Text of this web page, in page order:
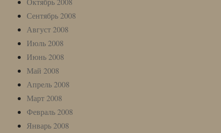
Сентябрь 2008
Август 2008
Июль 2008
Июнь 2008
Май 2008
Апрель 2008
Март 2008
Февраль 2008
Январь 2008